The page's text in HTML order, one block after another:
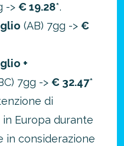
-> € 19.28*.
(AB) 7gg -> €
+
7gg -> € 32.47*
di
Europa durante
in considerazione